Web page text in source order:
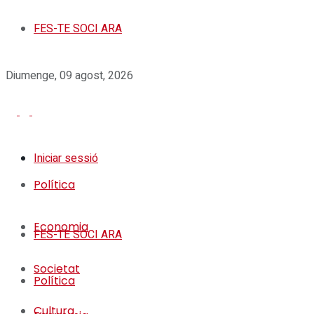
FES-TE SOCI ARA
Diumenge, 09 agost, 2026
Iniciar sessió
Política
Economia
Societat
FES-TE SOCI ARA
Política